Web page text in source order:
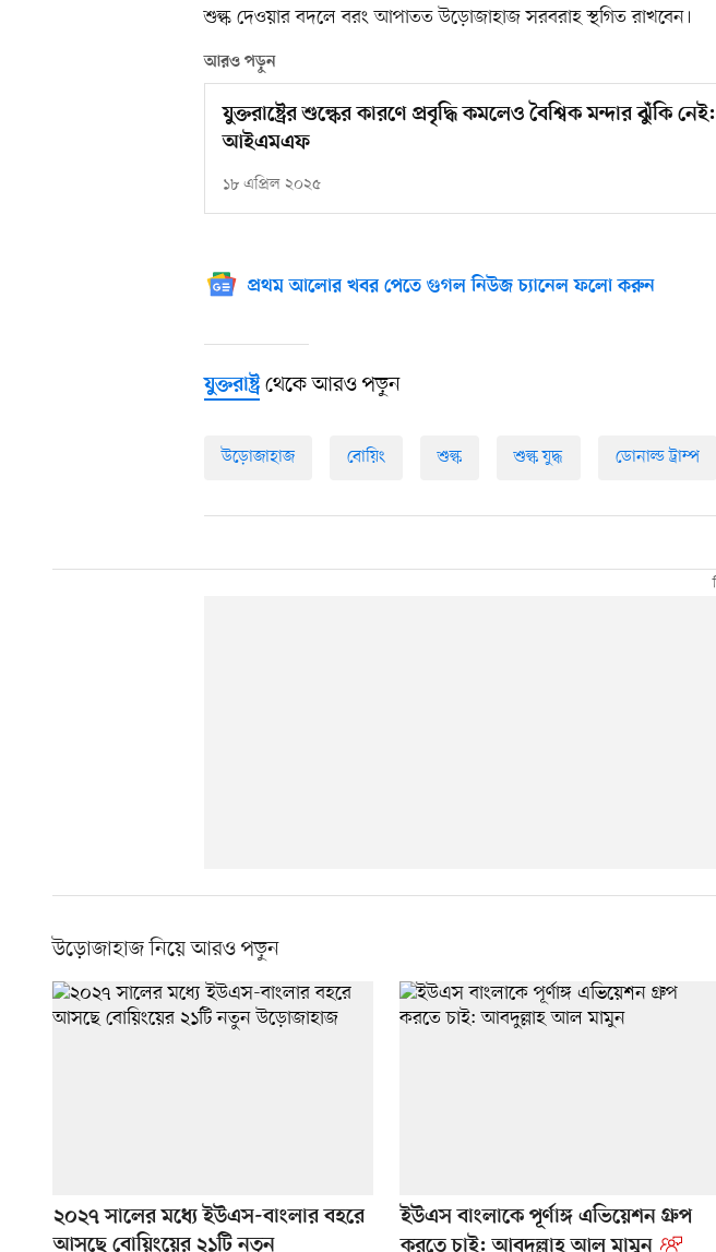
শুল্ক দেওয়ার বদলে বরং আপাতত উড়োজাহাজ সরবরাহ স্থগিত রাখবেন।
আরও পড়ুন
যুক্তরাষ্ট্রের শুল্কের কারণে প্রবৃদ্ধি কমলেও বৈশ্বিক মন্দার ঝুঁকি নেই:
আইএমএফ
১৮ এপ্রিল ২০২৫
প্রথম আলোর খবর পেতে গুগল নিউজ চ্যানেল ফলো করুন
যুক্তরাষ্ট্রথেকে আরও পড়ুন
উড়োজাহাজ বোয়িং শুল্ক শুল্ক যুদ্ধ ডোনাল্ড ট্রাম্প
উড়োজাহাজ নিয়ে আরও পড়ুন
২০২৭ সালের মধ্যে ইউএস-বাংলার বহরে
আসছে বোয়িংয়ের ২১টি নতুন
ইউএস বাংলাকে পূর্ণাঙ্গ এভিয়েশন গ্রুপ